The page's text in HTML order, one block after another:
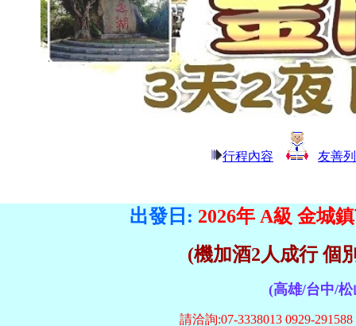
行程內容 友善
出發日: 2026年 A級 金城
(機加酒2人成行 個
(高雄/台中/
請洽詢:07-3338013 0929-